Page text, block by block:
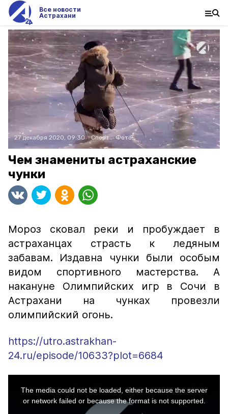
Все новости
Астрахани
27 декабря 2020, 09:30 Спорт Фото:
Чем знамениты астраханские
чунки
Мороз сковал реки и пробуждает в
астраханцах страсть к ледяным
забавам. Издавна чунки были особым
видом спортивного мастерства. А
накануне Олимпийских игр в Сочи в
Астрахани на чунках провезли
олимпийский огонь.
https://utro.astrakhan-
24.ru/episode/10633?plot=6684
The media could not be loaded, either because the server
or network failed or because the format is not supported.